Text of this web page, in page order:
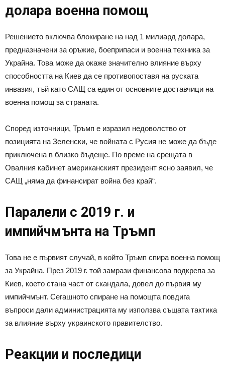
долара военна помощ
Решението включва блокиране на над 1 милиард долара,
предназначени за оръжие, боеприпаси и военна техника за
Украйна. Това може да окаже значително влияние върху
способността на Киев да се противопоставя на руската
инвазия, тъй като САЩ са един от основните доставчици на
военна помощ за страната.
Според източници, Тръмп е изразил недоволство от
позицията на Зеленски, че войната с Русия не може да бъде
приключена в близко бъдеще. По време на срещата в
Овалния кабинет американският президент ясно заявил, че
САЩ „няма да финансират война без край“.
Паралели с 2019 г. и
импийчмънта на Тръмп
Това не е първият случай, в който Тръмп спира военна помощ
за Украйна. През 2019 г. той замрази финансова подкрепа за
Киев, което стана част от скандала, довел до първия му
импийчмънт. Сегашното спиране на помощта повдига
въпроси дали администрацията му използва същата тактика
за влияние върху украинското правителство.
Реакции и последици